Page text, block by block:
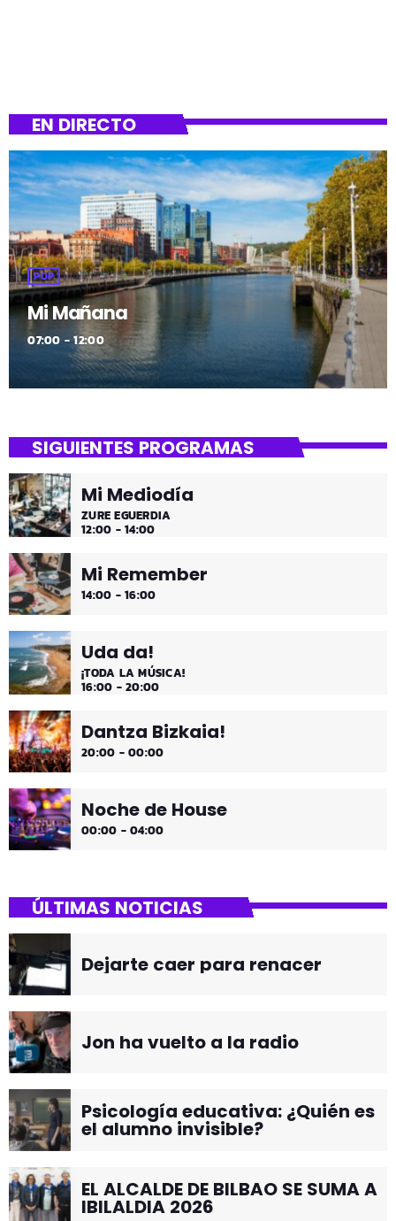
EN DIRECTO
POP
Mi Mañana
07:00 - 12:00
SIGUIENTES PROGRAMAS
Mi Mediodía
ZURE EGUERDIA
12:00 - 14:00
Mi Remember
14:00 - 16:00
Uda da!
¡TODA LA MÚSICA!
16:00 - 20:00
Dantza Bizkaia!
20:00 - 00:00
Noche de House
00:00 - 04:00
ÚLTIMAS NOTICIAS
Dejarte caer para renacer
Jon ha vuelto a la radio
Psicología educativa: ¿Quién es
el alumno invisible?
EL ALCALDE DE BILBAO SE SUMA A
IBILALDIA 2026